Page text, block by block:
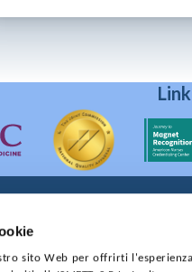
sito Web per offrirti
di Palermo